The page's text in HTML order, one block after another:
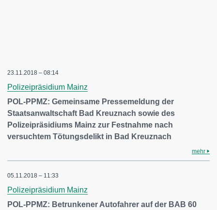
23.11.2018 – 08:14
Polizeipräsidium Mainz
POL-PPMZ: Gemeinsame Pressemeldung der
Staatsanwaltschaft Bad Kreuznach sowie des
Polizeipräsidiums Mainz zur Festnahme nach
versuchtem Tötungsdelikt in Bad Kreuznach
mehr
05.11.2018 – 11:33
Polizeipräsidium Mainz
POL-PPMZ: Betrunkener Autofahrer auf der BAB 60